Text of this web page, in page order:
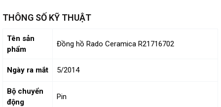
THÔNG SỐ KỸ THUẬT
Tên sản
phẩm
Đồng hồ Rado Ceramica R21716702
Ngày ra mắt 5/2014
Bộ chuyển
động
Pin